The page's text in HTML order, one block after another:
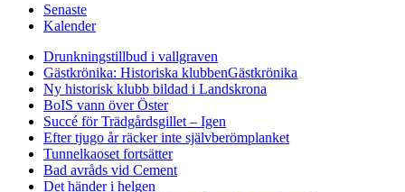
Senaste
Kalender
Drunkningstillbud i vallgraven
Gästkrönika: Historiska klubbenGästkrönika
Ny historisk klubb bildad i Landskrona
BoIS vann över Öster
Succé för Trädgårdsgillet – Igen
Efter tjugo år räcker inte självberömplanket
Tunnelkaoset fortsätter
Bad avråds vid Cement
Det händer i helgen